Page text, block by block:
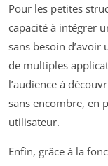
Pour les petites
capacité à intégrer
sans besoin
de multiples
l’audience à
sans encombre, en
utilisateur.
Enfin, grâce à la